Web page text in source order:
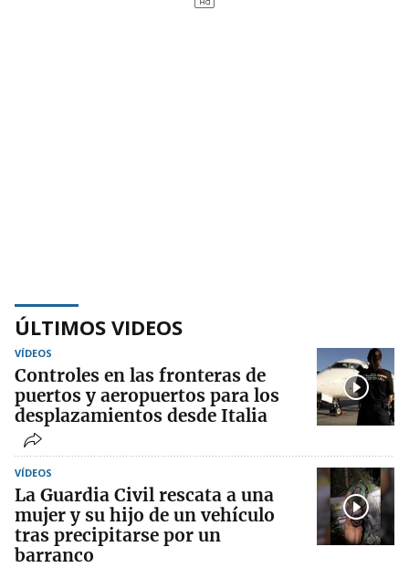
ÚLTIMOS VIDEOS
VÍDEOS
Controles en las fronteras de
puertos y aeropuertos para los
desplazamientos desde Italia
VÍDEOS
La Guardia Civil rescata a una
mujer y su hijo de un vehículo
tras precipitarse por un
barranco